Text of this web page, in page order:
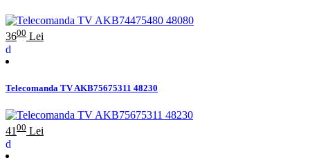
3600 Lei
Telecomanda TV AKB75675311 48230
41 00 Lei